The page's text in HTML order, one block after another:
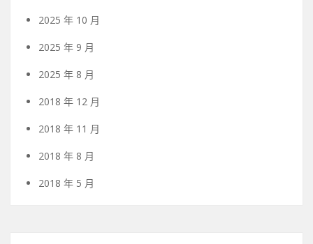
2025 年 10 月
2025 年 9 月
2025 年 8 月
2018 年 12 月
2018 年 11 月
2018 年 8 月
2018 年 5 月